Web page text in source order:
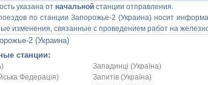
указана от начальной станции отправления.
по станции Запорожье-2 (Украина) носит
изменения, связанные с проведением работ на
2 (Украина)
станции:
Западинці (Україна)
Федерація)
Запитів (Україна)